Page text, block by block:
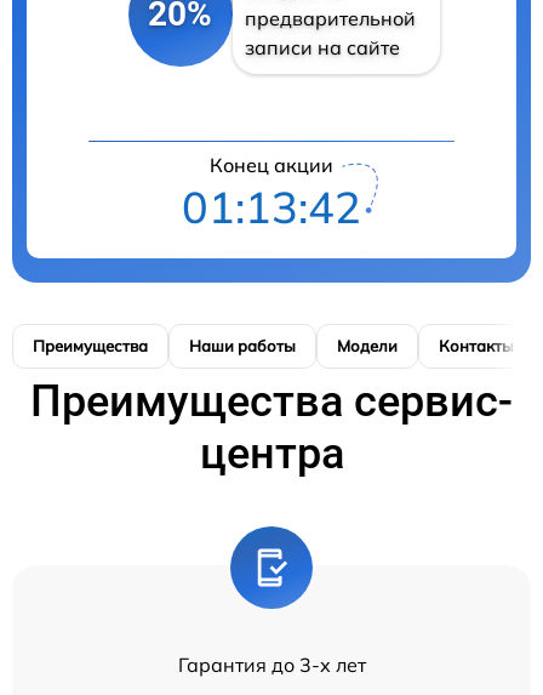
20%
предварительной
записи на сайте
Конец акции
01:13:42
Преимущества Наши работы Модели Контакты
Преимущества сервис-
центра
Гарантия до 3-х лет